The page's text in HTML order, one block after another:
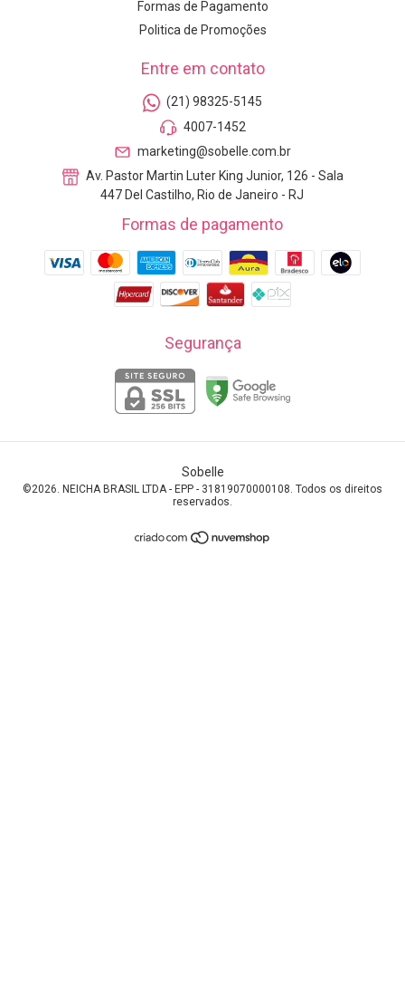
Formas de Pagamento
Politica de Promoções
Entre em contato
(21) 98325-5145
4007-1452
marketing@sobelle.com.br
Av. Pastor Martin Luter King Junior, 126 - Sala
447 Del Castilho, Rio de Janeiro - RJ
Formas de pagamento
Segurança
Sobelle
©2026. NEICHA BRASIL LTDA - EPP - 31819070000108. Todos os direitos
reservados.